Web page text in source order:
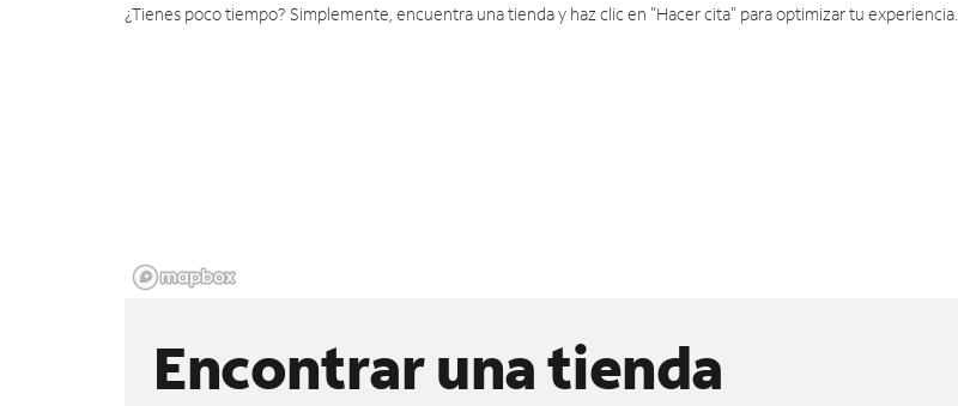
¿Tienes poco tiempo? Simplemente, encuentra una tienda y haz clic en "Hacer cita" para optimizar tu experiencia.
Encontrar una tienda